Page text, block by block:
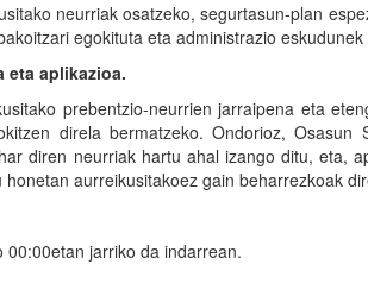
neurriak osatzeko, segurtasun-plan
egokituta eta administrazio
eta aplikazioa.
prebentzio-neurrien jarraipena eta
direla bermatzeko. Ondorioz, Osasun
diren neurriak hartu ahal izango ditu, eta,
aurreikusitakoez gain beharrezkoak
jarriko da indarrean.